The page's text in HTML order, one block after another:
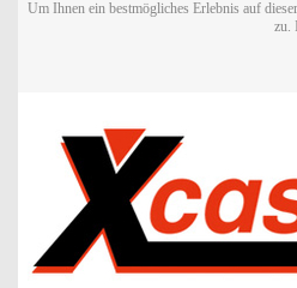
Um Ihnen ein bestmögliches Erlebnis auf
zu.